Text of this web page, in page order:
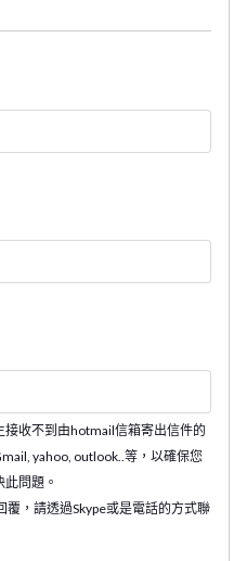
收不到由hotmail信箱寄出信件的
yahoo, outlook..等，以確保您
問題。
，請透過Skype或是電話的方式聯